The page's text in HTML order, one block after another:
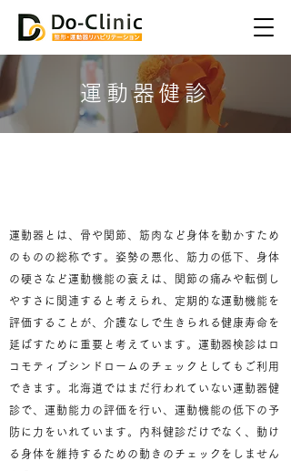
運動器健診
運動器とは、骨や関節、筋肉など身体を動かすため
のものの総称です。姿勢の悪化、筋力の低下、身体
の硬さなど運動機能の衰えは、関節の痛みや転倒し
やすさに関連すると考えられ、定期的な運動機能を
評価することが、介護なしで生きられる健康寿命を
延ばすために重要と考えています。運動器検診はロ
コモティブシンドロームのチェックとしてもご利用
できます。北海道ではまだ行われていない運動器健
診で、運動能力の評価を行い、運動機能の低下の予
防に力をいれています。内科健診だけでなく、動け
る身体を維持するための動きのチェックをしません